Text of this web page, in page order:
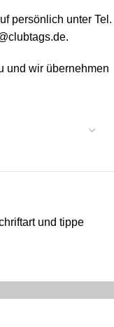
persönlich unter Tel.
und wir übernehmen
und tippe